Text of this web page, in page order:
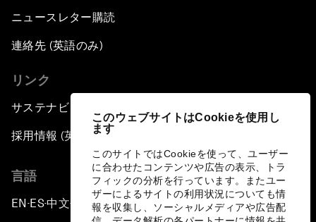
このウェブサイトはCookieを使用し
ます
このサイトではCookieを使って、ユーザー
に合わせたコンテンツや広告の表示、トラ
フィックの分析を行っています。またユー
ザーによるサイトの利用状況についても情
報を収集し、ソーシャルメディアや広告配
ニュースレター購読
連絡先 (英語のみ)
リンク
サステナビリティへの取り組み
採用情報 (英語のみ)
言語
EN ▪ ES▪中文▪ 日本語